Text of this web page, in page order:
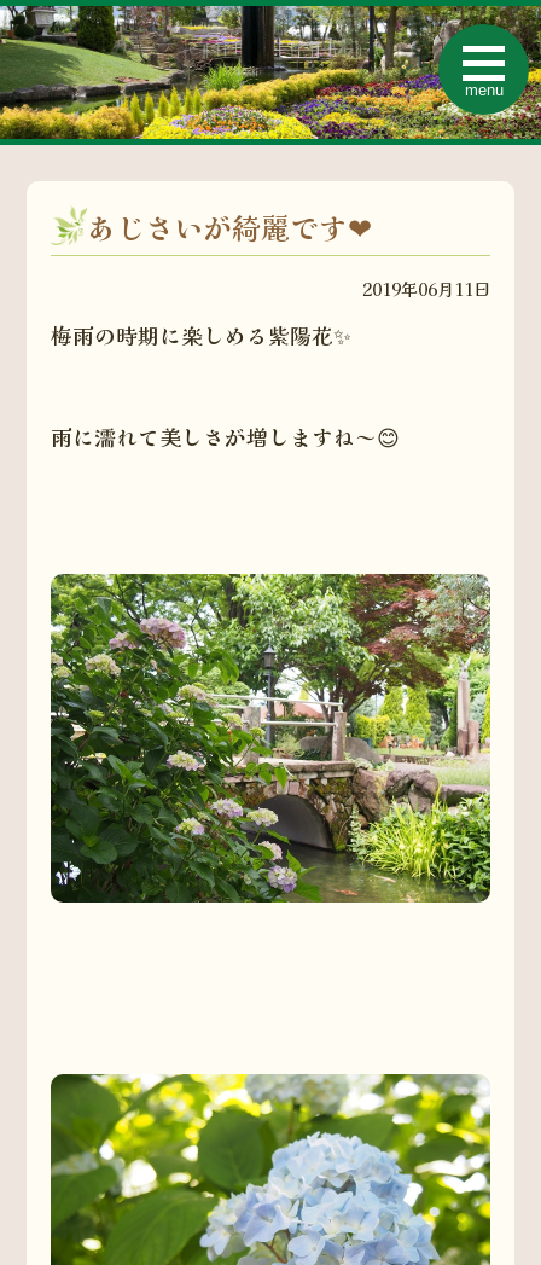
t
o
g
g
l
e
a
i
menu
あじさいが綺麗です❤
2019年06月11日
梅雨の時期に楽しめる紫陽花✨
雨に濡れて美しさが増しますね～😊